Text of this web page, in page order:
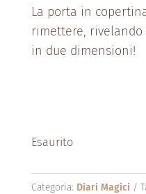
La porta in
rimettere,
in due dimensioni!
Esaurito
Categoria: Diari Magici